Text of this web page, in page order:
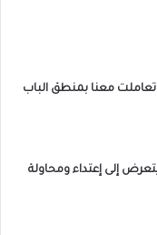
معنا بمنطق الباب
إلى إعتداء ومحاولة